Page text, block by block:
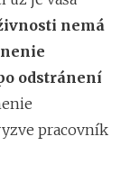
nemá
odstránení
pracovník